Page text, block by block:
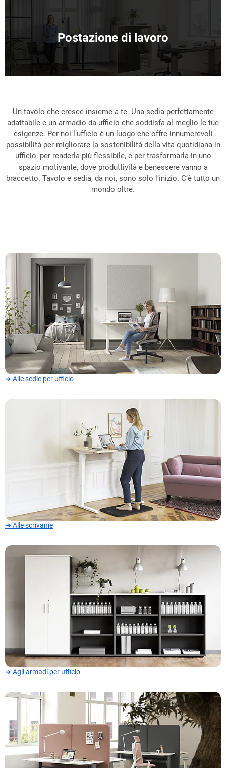
Postazione di lavoro
Un tavolo che cresce insieme a te. Una sedia perfettamente
adattabile e un armadio da ufficio che soddisfa al meglio le tue
esigenze. Per noi l’ufficio è un luogo che offre innumerevoli
possibilità per migliorare la sostenibilità della vita quotidiana in
ufficio, per renderla più flessibile, e per trasformarla in uno
spazio motivante, dove produttività e benessere vanno a
braccetto. Tavolo e sedia, da noi, sono solo l’inizio. C’è tutto un
mondo oltre.
➜ Alle sedie per ufficio
➜ Alle scrivanie
➜ Agli armadi per ufficio